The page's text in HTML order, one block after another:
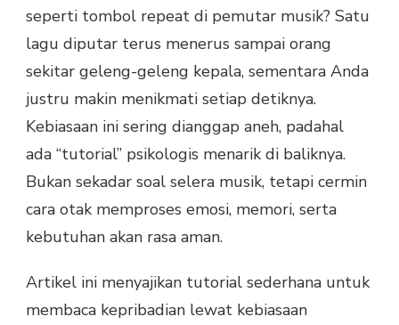
seperti tombol repeat di pemutar musik? Satu
lagu diputar terus menerus sampai orang
sekitar geleng-geleng kepala, sementara Anda
justru makin menikmati setiap detiknya.
Kebiasaan ini sering dianggap aneh, padahal
ada “tutorial” psikologis menarik di baliknya.
Bukan sekadar soal selera musik, tetapi cermin
cara otak memproses emosi, memori, serta
kebutuhan akan rasa aman.
Artikel ini menyajikan tutorial sederhana untuk
membaca kepribadian lewat kebiasaan